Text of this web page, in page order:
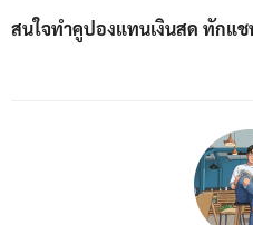
สนใจทำคูปองแทนเงินสด ทักแช